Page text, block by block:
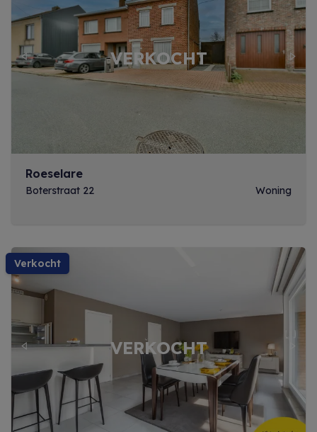
Previous Next
Roeselare
Boterstraat 22 Woning
verkocht
Previous